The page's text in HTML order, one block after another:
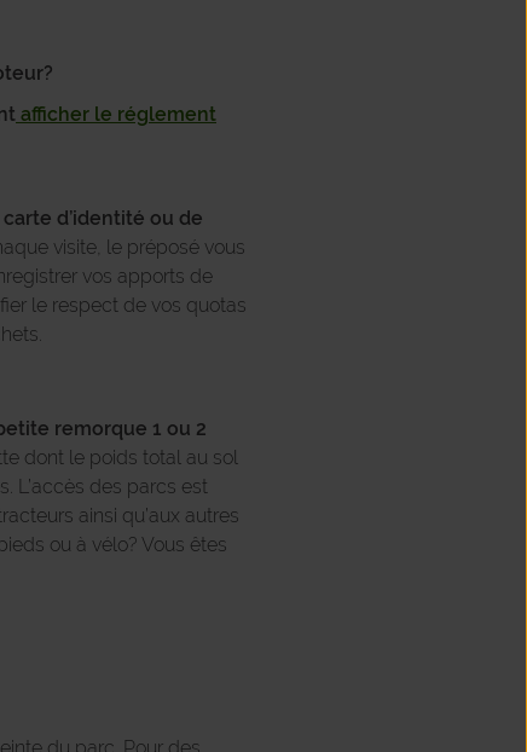
afficher le réglement
d’identité ou de
visite, le préposé vous
vos apports de
le respect de vos quotas
remorque 1 ou 2
dont le poids total au sol
L’accès des parcs est
ainsi qu’aux autres
ou à vélo? Vous êtes